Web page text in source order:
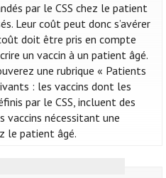
par le CSS chez le patient
Leur coût peut donc s’avérer
doit être pris en compte
un vaccin à un patient âgé.
une rubrique « Patients
: les vaccins dont les
par le CSS, incluent des
vaccins nécessitant une
le patient âgé.